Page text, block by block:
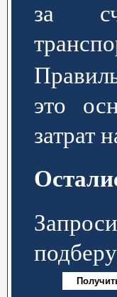
за
это
затрат